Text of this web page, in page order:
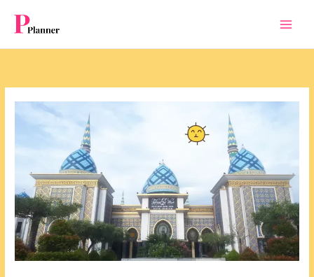
content